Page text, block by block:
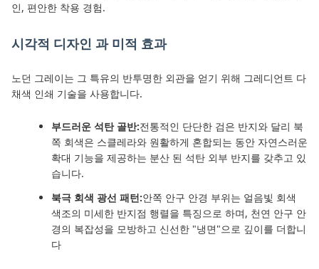
인, 편안한 착용 경험.
시각적 디자인 과 미적 효과
노던 그레이는 그 특유의 반투명한 외관을 얻기 위해 그레디언트 다
채색 인쇄 기술을 사용합니다.
부드러운 석탄 골반:전통적인 단단한 검은 반지와 달리 북
쪽 회색은 스클레라와 원활하게 혼합되는 동안 자연스러운
확대 기능을 제공하는 분산 된 석탄 외부 반지를 갖추고 있
습니다.
북극 회색 광선 패턴:안쪽 안구 안경 부위는 얼음빛 회색
색조의 미세한 반지점 행렬을 특징으로 하며, 천연 안구 안
경의 복잡성을 모방하고 신선한 "냉면"으로 깊이를 더합니
다